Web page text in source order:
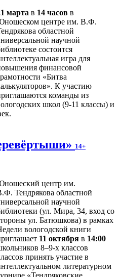
марта в 14 часов в
центре им. В.Ф.
областной
научной
состоится
игра для
финансовой
«Битва
К участию
команды из
школ (9-11 классы) и
14+
центр им.
Тендрякова областной
научной
(ул. Мира, 34, вход со
ул. Батюшкова) в рамках
вологодской книги
11 октября в 14:00
8–9-х классов
принять участие в
литературном
«Тендряковские